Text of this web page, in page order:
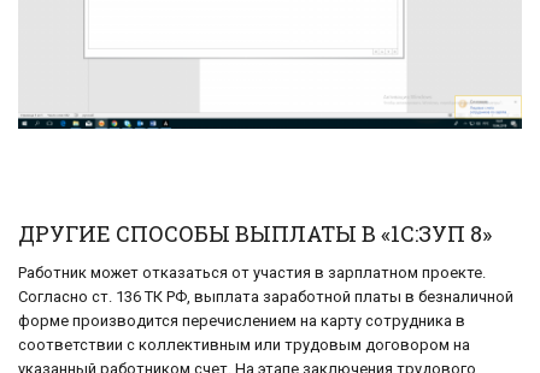
ДРУГИЕ СПОСОБЫ ВЫПЛАТЫ В «1С:ЗУП 8»
Работник может отказаться от участия в зарплатном проекте.
Согласно ст. 136 ТК РФ, выплата заработной платы в безналичной
форме производится перечислением на карту сотрудника в
соответствии с коллективным или трудовым договором на
указанный работником счет. На этапе заключения трудового